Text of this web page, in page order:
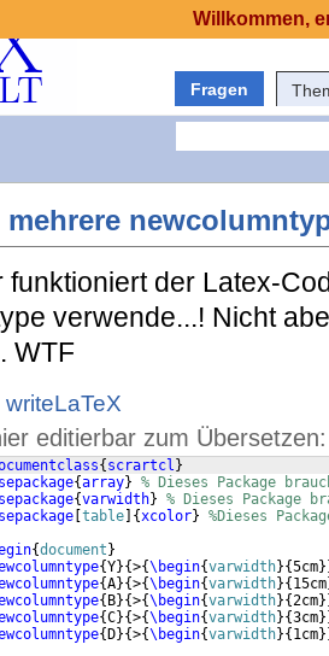
Fragen
funktioniert der Latex-
verwende...! Nicht
WTF
editierbar zum Übersetzen:
{ scrartcl }
{array} % Dieses Package
{varwidth} % Dieses Package
table {xcolor} %Dieses
{document }
{Y}{>{\begin{varwidth}{5cm
{A}{>{\begin{varwidth}{ 15cm
{ B}{>{\begin{varwidth}{2cm
{C}{>{\begin{varwidth}{3cm
{ D}{>{\begin{varwidth}{ 1cm
Willkommen,